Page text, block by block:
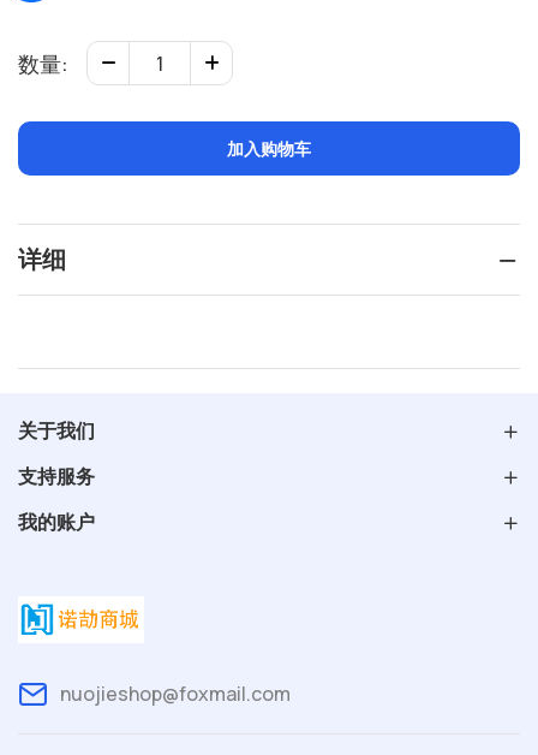
数量:
加入购物车
详细
关于我们
支持服务
我的账户
nuojieshop@foxmail.com